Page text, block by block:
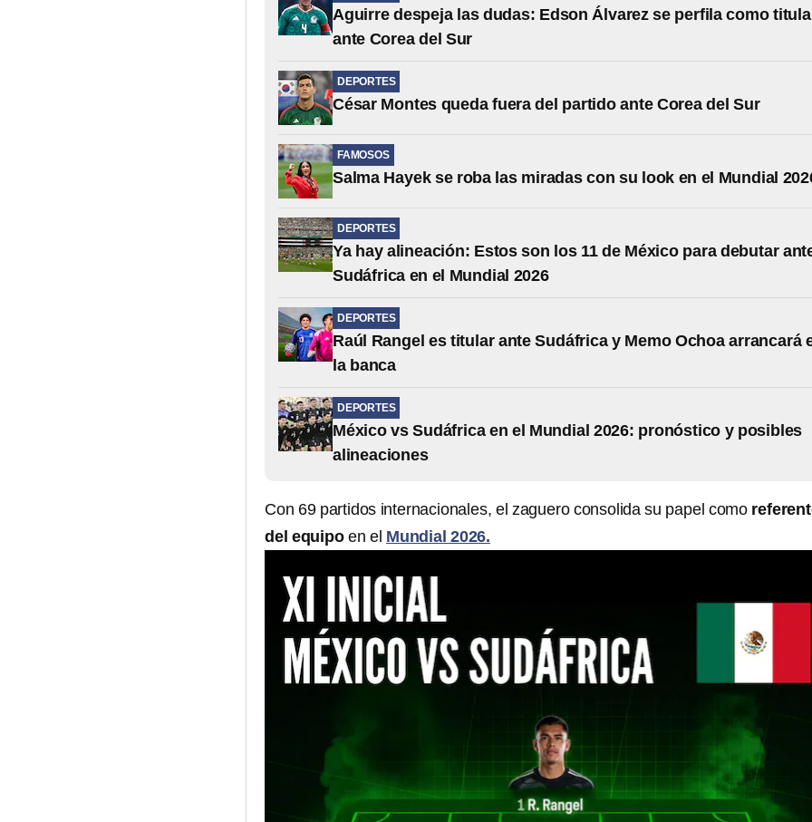
Aguirre despeja las dudas: Edson Álvarez se perfila como
ante Corea del Sur
DEPORTES
César Montes queda fuera del partido ante Corea del Sur
FAMOSOS
Salma Hayek se roba las miradas con su look en el Mundial
DEPORTES
Ya hay alineación: Estos son los 11 de México para debutar
Sudáfrica en el Mundial 2026
DEPORTES
Raúl Rangel es titular ante Sudáfrica y Memo Ochoa arrancará
la banca
DEPORTES
México vs Sudáfrica en el Mundial 2026: pronóstico y posibles
alineaciones
Con 69 partidos internacionales, el zaguero consolida su papel como
del equipoen el Mundial 2026.